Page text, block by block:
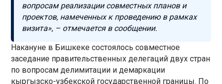
вопросам реализации совместных планов и
проектов, намеченных к проведению в рамках
визита», – отмечается в сообщении.
Накануне в Бишкеке состоялось совместное
заседание правительственных делегаций двух стран
по вопросам делимитации и демаркации
кыргызско-узбекской государственной границы. По